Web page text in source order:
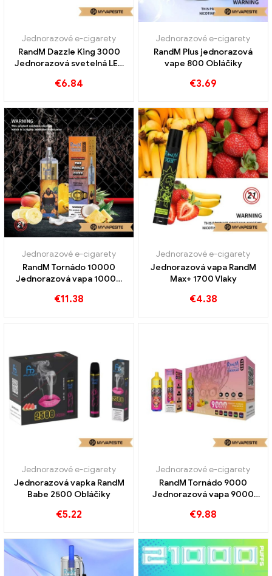
Jednorazové e-cigarety
RandM Dazzle King 3000
Jednorazová svetelná LED
€6.84
Jednorazové e-cigarety
RandM Plus jednorazová
vape 800 Obláčiky
€3.69
Jednorazové e-cigarety
RandM Tornádo 10000
Jednorazová vapa 10000
€11.38
Jednorazové e-cigarety
Jednorazová vapa RandM
Max+ 1700 Vlaky
€4.38
Jednorazové e-cigarety
Jednorazová vapka RandM
Babe 2500 Obláčiky
€5.22
Jednorazové e-cigarety
RandM Tornádo 9000
Jednorazová vapa 9000
€9.88